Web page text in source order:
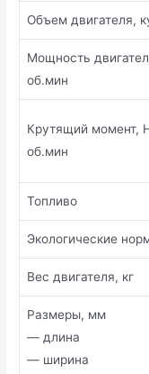
Объем двигателя,
Мощность
об.мин
Крутящий момент,
об.мин
Топливо
Экологические
Вес двигателя, кг
Размеры, мм
— длина
— ширина